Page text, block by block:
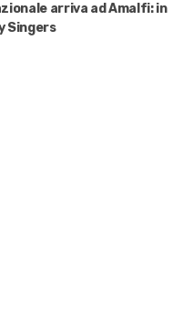
arriva ad Amalfi: in
Singers